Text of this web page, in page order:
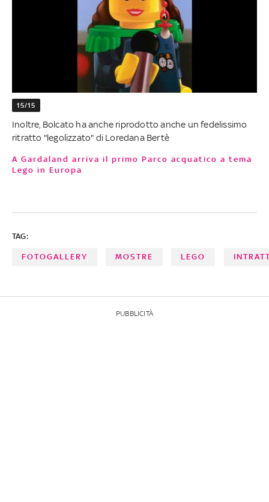
15/15
Inoltre, Bolcato ha anche riprodotto anche un fedelissimo
ritratto "legolizzato" di Loredana Bertè
A Gardaland arriva il primo Parco acquatico a tema
Lego in Europa
TAG:
FOTOGALLERY MOSTRE LEGO
PUBBLICITÀ